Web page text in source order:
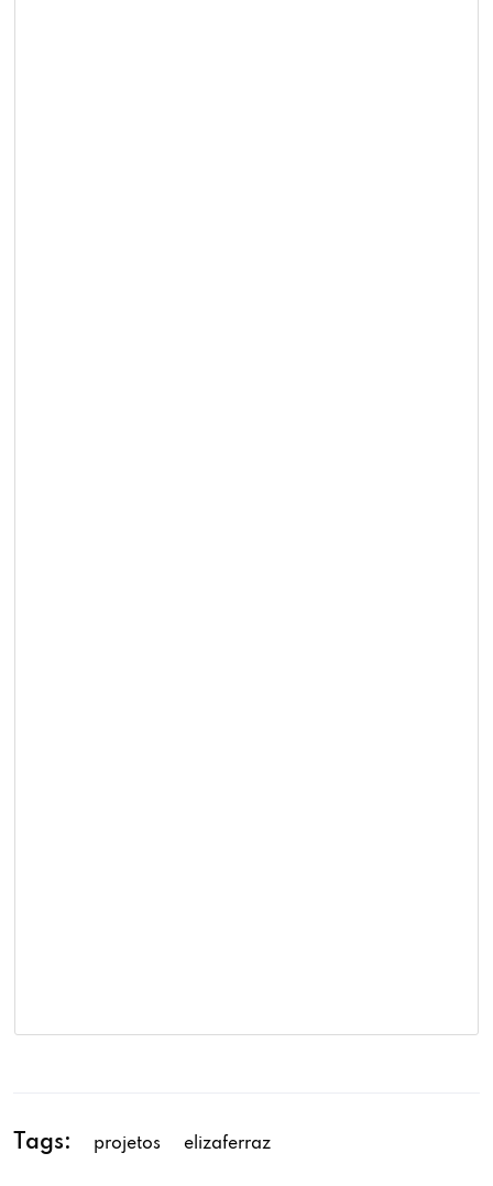
Tags: projetos elizaferraz